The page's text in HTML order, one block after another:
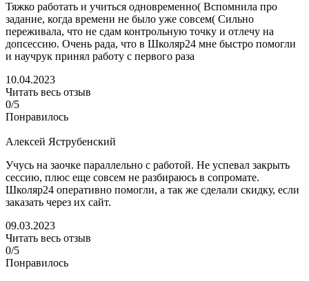
Тяжко работать и учиться одновременно( Вспомнила про
задание, когда времени не было уже совсем( Сильно
переживала, что не сдам контрольную точку и отлечу на
допсессию. Очень рада, что в Школяр24 мне быстро помогли
и научрук принял работу с первого раза
10.04.2023
Читать весь отзыв
0/5
Понравилось
Алексей Яструбенский
Учусь на заочке параллельно с работой. Не успевал закрыть
сессию, плюс еще совсем не разбираюсь в сопромате.
Школяр24 оперативно помогли, а так же сделали скидку, если
заказать через их сайт.
09.03.2023
Читать весь отзыв
0/5
Понравилось